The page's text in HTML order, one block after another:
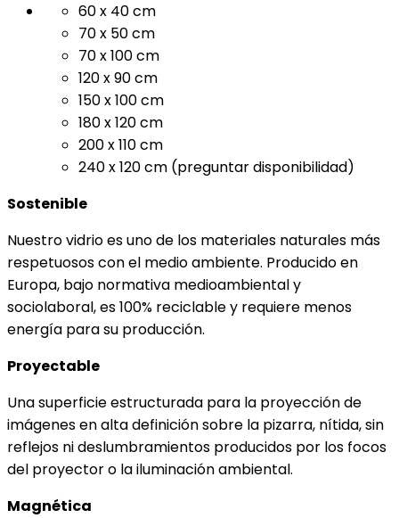
60 x 40 cm
70 x 50 cm
70 x 100 cm
120 x 90 cm
150 x 100 cm
180 x 120 cm
200 x 110 cm
240 x 120 cm (preguntar disponibilidad)
Sostenible
Nuestro vidrio es uno de los materiales naturales más
respetuosos con el medio ambiente. Producido en
Europa, bajo normativa medioambiental y
sociolaboral, es 100% reciclable y requiere menos
energía para su producción.
Proyectable
Una superficie estructurada para la proyección de
imágenes en alta definición sobre la pizarra, nítida, sin
reflejos ni deslumbramientos producidos por los focos
del proyector o la iluminación ambiental.
Magnética